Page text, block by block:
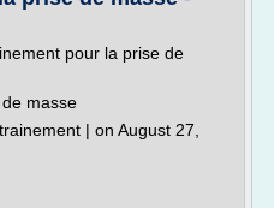
pour la prise de
masse
| on August 27,